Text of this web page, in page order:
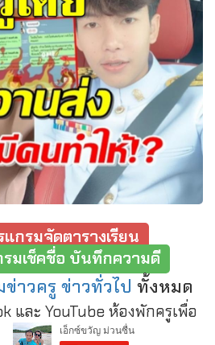
กรมจัดตารางเรียน
มเช็คชื่อ บันทึกความดี
ข่าวครู ข่าวทั่วไป ทั้งหมด
และ YouTube ห้องพักครูเพื่อ